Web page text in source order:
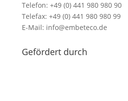
Telefon: +49 (0) 441 980 980 90
Telefax: +49 (0) 441 980 980 99
E-Mail: info@embeteco.de
Gefördert durch